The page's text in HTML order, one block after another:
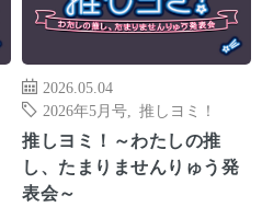
2026.05.04
2026年5月号
推しヨミ！
推しヨミ！～わたしの推
し、たまりませんりゅう発
表会～